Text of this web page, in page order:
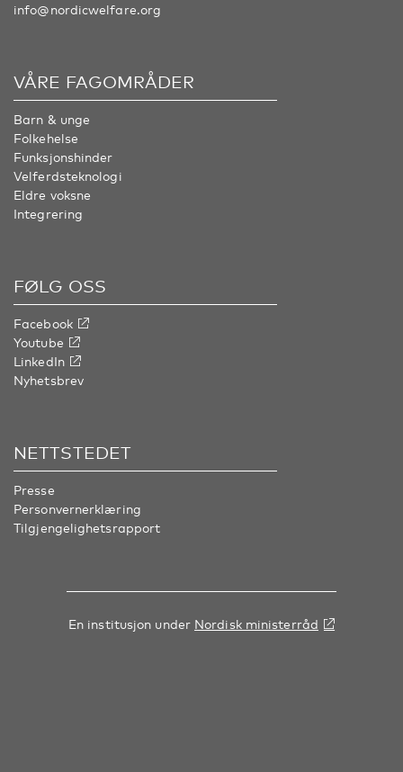
info@nordicwelfare.org
VÅRE FAGOMRÅDER
Barn & unge
Folkehelse
Funksjonshinder
Velferdsteknologi
Eldre voksne
Integrering
FØLG OSS
Facebook
Youtube
LinkedIn
Nyhetsbrev
NETTSTEDET
Presse
Personvernerklæring
Tilgjengelighetsrapport
En institusjon under Nordisk ministerråd